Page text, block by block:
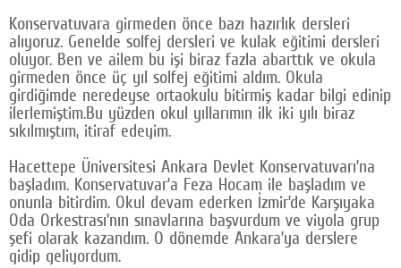
Konservatuvara girmeden önce bazı hazırlık dersleri
alıyoruz. Genelde solfej dersleri ve kulak eğitimi dersleri
oluyor. Ben ve ailem bu işi biraz fazla abarttık ve okula
girmeden önce üç yıl solfej eğitimi aldım. Okula
girdiğimde neredeyse ortaokulu bitirmiş kadar bilgi edinip
ilerlemiştim.Bu yüzden okul yıllarımın ilk iki yılı biraz
sıkılmıştım, itiraf edeyim.
Hacettepe Üniversitesi Ankara Devlet Konservatuvarı’na
başladım. Konservatuvar’a Feza Hocam ile başladım ve
onunla bitirdim. Okul devam ederken İzmir’de Karşıyaka
Oda Orkestrası’nın sınavlarına başvurdum ve viyola grup
şefi olarak kazandım. O dönemde Ankara’ya derslere
gidip geliyordum.